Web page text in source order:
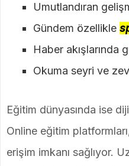
Umutlandıran
Gündem özellikle
Haber akışlarında
Okuma seyri ve
Eğitim dünyasında ise
Online eğitim
erişim imkanı sağlıyor.